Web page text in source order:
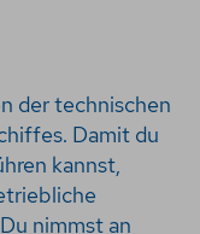
der technischen
Damit du
kannst,
nimmst an